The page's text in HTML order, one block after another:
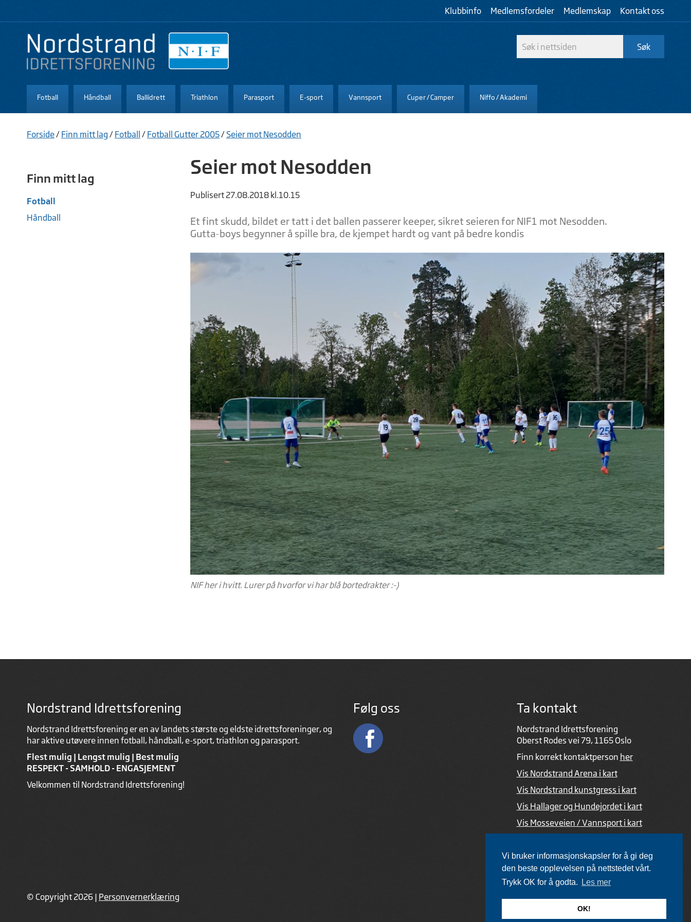
Vi bruker informasjonskapsler for å gi deg
den beste opplevelsen på nettstedet vårt.
Trykk OK for å godta.
Les mer
OK!
Klubbinfo Medlemsfordeler Medlemskap Kontakt oss
Fotball Håndball Ballidrett Triathlon Parasport E-sport Vannsport Cuper / Camper Niffo / Akademi
Forside/ Finn mitt lag / Fotball / Fotball Gutter 2005/ Seier mot Nesodden
Finn mitt lag
Fotball
Håndball
Seier mot Nesodden
Publisert 27.08.2018 kl.10.15
Et fint skudd, bildet er tatt i det ballen passerer keeper, sikret seieren for NIF1 mot Nesodden.
Gutta-boys begynner å spille bra, de kjempet hardt og vant på bedre kondis
NIF her i hvitt. Lurer på hvorfor vi har blå bortedrakter :-)
Nordstrand Idrettsforening
Nordstrand Idrettsforening er en av landets største og eldste idrettsforeninger, og
har aktive utøvere innen fotball, håndball, e-sport, triathlon og parasport.
Flest mulig | Lengst mulig | Best mulig
RESPEKT - SAMHOLD - ENGASJEMENT
Velkommen til Nordstrand Idrettsforening!
Følg oss Ta kontakt
Nordstrand Idrettsforening
Oberst Rodes vei 79, 1165 Oslo
Finn korrekt kontaktperson her
Vis Nordstrand Arena i kart
Vis Nordstrand kunstgress i kart
Vis Hallager og Hundejordet i kart
Vis Mosseveien / Vannsport i kart
© Copyright 2026 | Personvernerklæring Utviklet av Netlab,publiseres med eRedaktør